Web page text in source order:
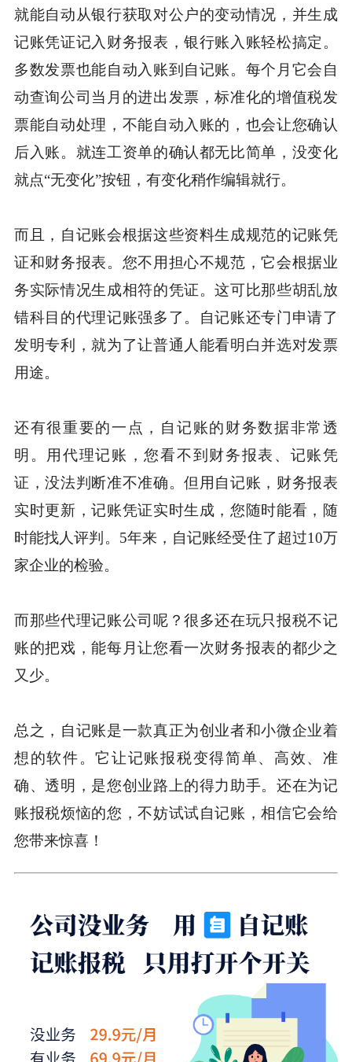
就能自动从银行获取对公户的变动情况，并生成
记账凭证记入财务报表，银行账入账轻松搞定。
多数发票也能自动入账到自记账。每个月它会自
动查询公司当月的进出发票，标准化的增值税发
票能自动处理，不能自动入账的，也会让您确认
后入账。就连工资单的确认都无比简单，没变化
就点“无变化”按钮，有变化稍作编辑就行。
而且，自记账会根据这些资料生成规范的记账凭
证和财务报表。您不用担心不规范，它会根据业
务实际情况生成相符的凭证。这可比那些胡乱放
错科目的代理记账强多了。自记账还专门申请了
发明专利，就为了让普通人能看明白并选对发票
用途。
还有很重要的一点，自记账的财务数据非常透
明。用代理记账，您看不到财务报表、记账凭
证，没法判断准不准确。但用自记账，财务报表
实时更新，记账凭证实时生成，您随时能看，随
时能找人评判。5年来，自记账经受住了超过10万
家企业的检验。
而那些代理记账公司呢？很多还在玩只报税不记
账的把戏，能每月让您看一次财务报表的都少之
又少。
总之，自记账是一款真正为创业者和小微企业着
想的软件。它让记账报税变得简单、高效、准
确、透明，是您创业路上的得力助手。还在为记
账报税烦恼的您，不妨试试自记账，相信它会给
您带来惊喜！